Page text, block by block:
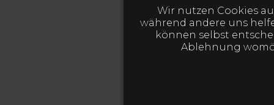
Wir nutzen Cookies
während andere uns
können selbst
Ablehnung